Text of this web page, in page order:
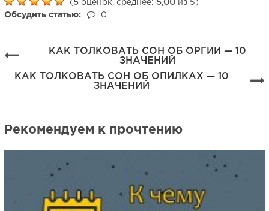
( 5оценок, среднее: 5,00из 5)
Обсудить статью:
0
КАК ТОЛКОВАТЬ СОН ОБ ОРГИИ — 10
ЗНАЧЕНИЙ
КАК ТОЛКОВАТЬ СОН ОБ ОПИЛКАХ — 10
ЗНАЧЕНИЙ
Рекомендуем к прочтению